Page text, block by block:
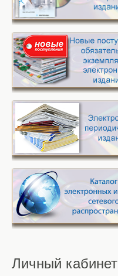
Личный кабинет